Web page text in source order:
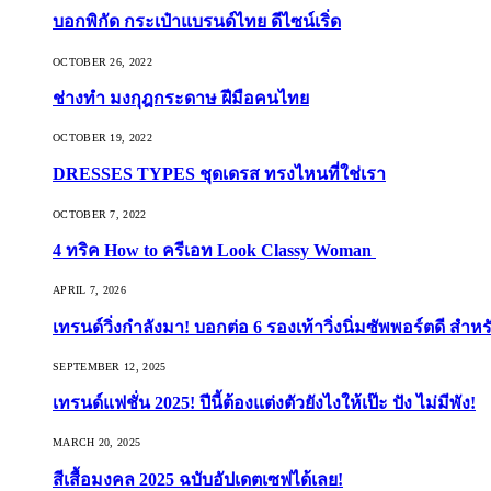
บอกพิกัด กระเป๋าแบรนด์ไทย ดีไซน์เริ่ด
OCTOBER 26, 2022
ช่างทำ มงกุฎกระดาษ ฝีมือคนไทย
OCTOBER 19, 2022
DRESSES TYPES ชุดเดรส ทรงไหนที่ใช่เรา
OCTOBER 7, 2022
4 ทริค How to ครีเอท Look Classy Woman
APRIL 7, 2026
เทรนด์วิ่งกำลังมา! บอกต่อ 6 รองเท้าวิ่งนิ่มซัพพอร์ตดี สำห
SEPTEMBER 12, 2025
เทรนด์แฟชั่น 2025! ปีนี้ต้องแต่งตัวยังไงให้เป๊ะ ปัง ไม่มีพัง!
MARCH 20, 2025
สีเสื้อมงคล 2025 ฉบับอัปเดตเซฟได้เลย!